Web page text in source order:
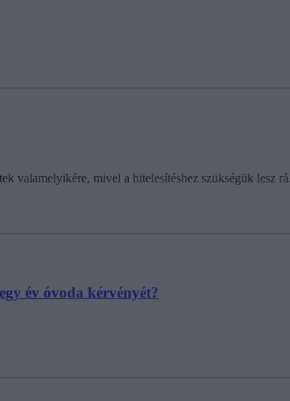
valamelyikére, mivel a hitelesítéshez szükségük lesz
év óvoda kérvényét?